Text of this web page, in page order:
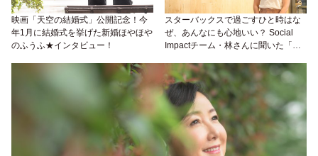
映画「天空の結婚式」公開記念！今
年1月に結婚式を挙げた新婚ほやほや
のふうふ★インタビュー！
スターバックスで過ごすひと時はな
ぜ、あんなにも心地いい？ Social
Impactチーム・林さんに聞いた「Our
テ・キ♡